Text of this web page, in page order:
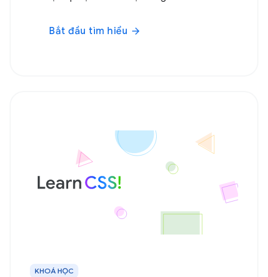
Bắt đầu tìm hiểu arrow_forward
KHOÁ HỌC